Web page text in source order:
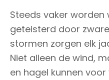
Steeds vaker worden
geteisterd door
stormen zorgen elk
Niet alleen de wind,
en hagel kunnen